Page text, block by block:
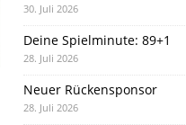
30. Juli 2026
Deine Spielminute: 89+1
28. Juli 2026
Neuer Rückensponsor
28. Juli 2026